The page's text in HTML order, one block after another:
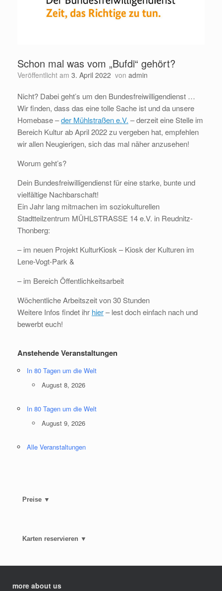
Schon mal was vom „Bufdi“ gehört?
Veröffentlicht am 3. April 2022 von admin
Nicht? Dabei geht’s um den Bundesfreiwilligendienst …
Wir finden, dass das eine tolle Sache ist und da unsere
Homebase –der Mühlstraßen e.V. – derzeit eine Stelle im
Bereich Kultur ab April 2022 zu vergeben hat, empfehlen
wir allen Neugierigen, sich das mal näher anzusehen!
Worum geht’s?
Dein Bundesfreiwilligendienst für eine starke, bunte und
vielfältige Nachbarschaft!
Ein Jahr lang mitmachen im soziokulturellen
Stadtteilzentrum MÜHLSTRASSE 14 e.V. in Reudnitz-
Thonberg:
– im neuen Projekt KulturKiosk – Kiosk der Kulturen im
Lene-Vogt-Park &
– im Bereich Öffentlichkeitsarbeit
Wöchentliche Arbeitszeit von 30 Stunden
Weitere Infos findet ihr hier– lest doch einfach nach und
bewerbt euch!
Anstehende Veranstaltungen
In 80 Tagen um die Welt
August 8, 2026
In 80 Tagen um die Welt
August 9, 2026
Alle Veranstaltungen
Preise ▼
Karten reservieren ▼
more about us